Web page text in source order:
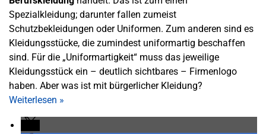
Spezialkleidung; darunter fallen zumeist
Schutzbekleidungen oder Uniformen. Zum anderen sind es
Kleidungsstücke, die zumindest uniformartig beschaffen
sind. Für die „Uniformartigkeit“ muss das jeweilige
Kleidungsstück ein – deutlich sichtbares – Firmenlogo
haben. Aber was ist mit bürgerlicher Kleidung?
Weiterlesen »